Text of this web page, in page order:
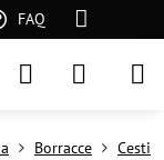
FAQ
Borracce